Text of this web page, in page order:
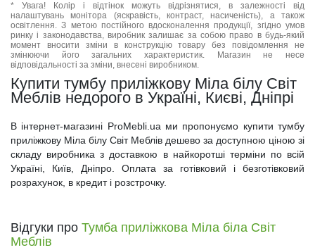
* Увага! Колір і відтінок можуть відрізнятися, в залежності від
налаштувань монітора (яскравість, контраст, насиченість), а також
освітлення. З метою постійного вдосконалення продукції, згідно умов
ринку і законодавства, виробник залишає за собою право в будь-який
момент вносити зміни в конструкцію товару без повідомлення не
змінюючи його загальних характеристик. Магазин не несе
відповідальності за зміни, внесені виробником.
Купити тумбу приліжкову Міла білу Світ
Меблів недорого в Україні, Києві, Дніпрі
В інтернет-магазині ProMebli.ua ми пропонуємо купити тумбу
приліжкову Міла білу Світ Меблів дешево за доступною ціною зі
складу виробника з доставкою в найкоротші терміни по всій
Україні, Київ, Дніпро. Оплата за готівковий і безготівковий
розрахунок, в кредит і розстрочку.
Відгуки про Тумба приліжкова Міла біла Світ
Меблів